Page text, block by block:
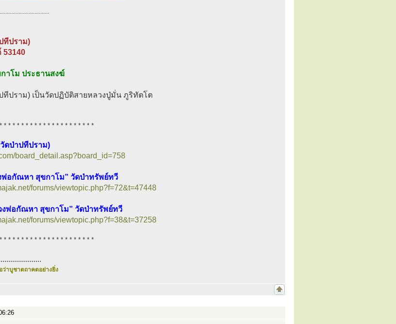
ทีปราม)
53140
าโม ประธานสงฆ์
ทีปราม) เป็นวัดปฏิบัติสายหลวงปู่มั่น ภูริทัตโต
* * * * * * * * * * * * * * * * * * * * *
ดป่าปทีปราม)
board_detail.asp?board_id=758
พ่อกัณหา สุขกาโม” วัดป่าทรัพย์ทวี
forums/viewtopic.php?f=72&t=47448
งพ่อกัณหา สุขกาโม” วัดป่าทรัพย์ทวี
forums/viewtopic.php?f=38&t=37258
* * * * * * * * * * * * * * * * * * * * *
ว่าบูชาตถาคตอย่างยิ่ง